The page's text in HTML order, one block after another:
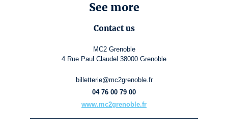
See more
Contact us
MC2 Grenoble
4 Rue Paul Claudel 38000 Grenoble
billetterie@mc2grenoble.fr
04 76 00 79 00
www.mc2grenoble.fr